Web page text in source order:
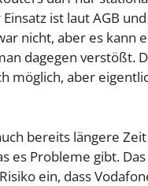
ist laut AGB
nicht, aber es kann
dagegen verstößt.
möglich, aber
bereits längere
es Probleme gibt.
ein, dass